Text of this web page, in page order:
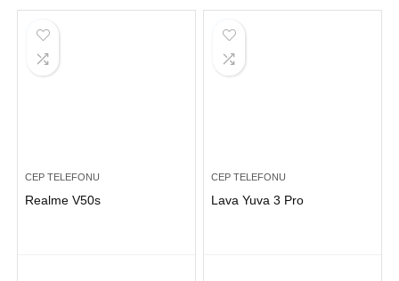
CEP TELEFONU
Realme V50s
CEP TELEFONU
Lava Yuva 3 Pro